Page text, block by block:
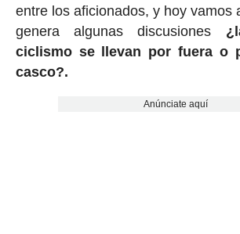
entre los aficionados, y hoy vamos
genera algunas discusiones
ciclismo se llevan por fuera o
casco?.
Anúnciate aquí